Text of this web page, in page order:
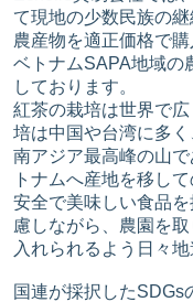
て現地の少数民族の
農産物を適正価格で
ベトナムSAPA地域の
しております。
紅茶の栽培は世界で
培は中国や台湾に多
南アジア最高峰の山
トナムへ産地を移し
安全で美味しい食品
慮しながら、農園を
入れられるよう日々
国連が採択したSDGs